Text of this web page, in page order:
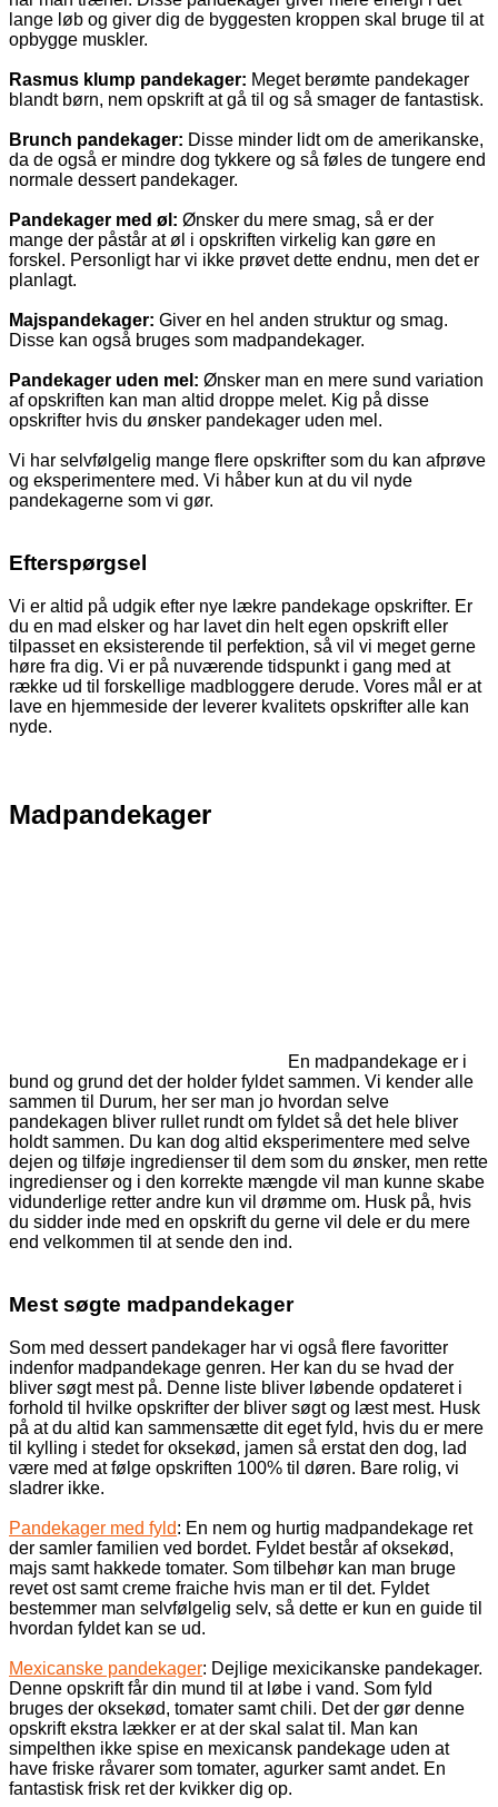
lange løb og giver dig de byggesten kroppen skal bruge til at
opbygge muskler.
Rasmus klump pandekager: Meget berømte pandekager
blandt børn, nem opskrift at gå til og så smager de fantastisk.
Brunch pandekager: Disse minder lidt om de amerikanske,
da de også er mindre dog tykkere og så føles de tungere end
normale dessert pandekager.
Pandekager med øl: Ønsker du mere smag, så er der
mange der påstår at øl i opskriften virkelig kan gøre en
forskel. Personligt har vi ikke prøvet dette endnu, men det er
planlagt.
Majspandekager: Giver en hel anden struktur og smag.
Disse kan også bruges som madpandekager.
Pandekager uden mel: Ønsker man en mere sund variation
af opskriften kan man altid droppe melet. Kig på disse
opskrifter hvis du ønsker pandekager uden mel.
Vi har selvfølgelig mange flere opskrifter som du kan afprøve
og eksperimentere med. Vi håber kun at du vil nyde
pandekagerne som vi gør.
Efterspørgsel
Vi er altid på udgik efter nye lækre pandekage opskrifter. Er
du en mad elsker og har lavet din helt egen opskrift eller
tilpasset en eksisterende til perfektion, så vil vi meget gerne
høre fra dig. Vi er på nuværende tidspunkt i gang med at
række ud til forskellige madbloggere derude. Vores mål er at
lave en hjemmeside der leverer kvalitets opskrifter alle kan
nyde.
Madpandekager
En madpandekage er i
bund og grund det der holder fyldet sammen. Vi kender alle
sammen til Durum, her ser man jo hvordan selve
pandekagen bliver rullet rundt om fyldet så det hele bliver
holdt sammen. Du kan dog altid eksperimentere med selve
dejen og tilføje ingredienser til dem som du ønsker, men rette
ingredienser og i den korrekte mængde vil man kunne skabe
vidunderlige retter andre kun vil drømme om. Husk på, hvis
du sidder inde med en opskrift du gerne vil dele er du mere
end velkommen til at sende den ind.
Mest søgte madpandekager
Som med dessert pandekager har vi også flere favoritter
indenfor madpandekage genren. Her kan du se hvad der
bliver søgt mest på. Denne liste bliver løbende opdateret i
forhold til hvilke opskrifter der bliver søgt og læst mest. Husk
på at du altid kan sammensætte dit eget fyld, hvis du er mere
til kylling i stedet for oksekød, jamen så erstat den dog, lad
være med at følge opskriften 100% til døren. Bare rolig, vi
sladrer ikke.
Pandekager med fyld: En nem og hurtig madpandekage ret
der samler familien ved bordet. Fyldet består af oksekød,
majs samt hakkede tomater. Som tilbehør kan man bruge
revet ost samt creme fraiche hvis man er til det. Fyldet
bestemmer man selvfølgelig selv, så dette er kun en guide til
hvordan fyldet kan se ud.
Mexicanske pandekager: Dejlige mexicikanske pandekager.
Denne opskrift får din mund til at løbe i vand. Som fyld
bruges der oksekød, tomater samt chili. Det der gør denne
opskrift ekstra lækker er at der skal salat til. Man kan
simpelthen ikke spise en mexicansk pandekage uden at
have friske råvarer som tomater, agurker samt andet. En
fantastisk frisk ret der kvikker dig op.